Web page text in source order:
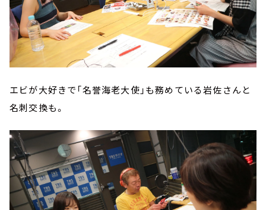
エビが大好きで「名誉海老大使」も務めている岩佐さんと
名刺交換も。